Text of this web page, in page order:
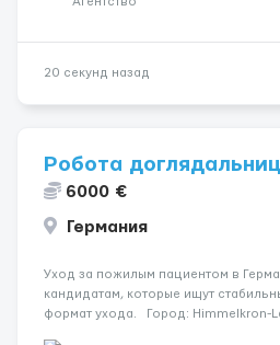
20 секунд назад
Робота
6000 €
Германия
Уход за пожилым пациентом в
кандидатам, которые ищут
формат ухода. Город: Himmelkron-